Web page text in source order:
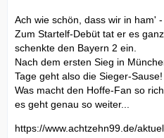
Ach wie schön, dass wir in ham'
Zum Startelf-Debüt tat er es
schenkte den Bayern 2 ein.
Nach dem ersten Sieg in
Tage geht also die Sieger-Sause!
Was macht den Hoffe-Fan so
es geht genau so weiter...
https://www.achtzehn99.de/